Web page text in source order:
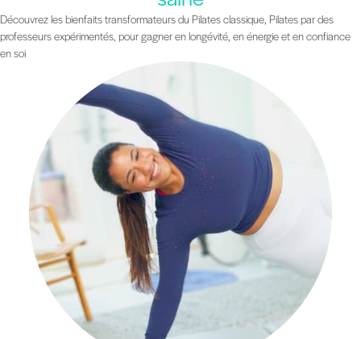
Découvrez les bienfaits transformateurs du Pilates classique, Pilates par des
professeurs expérimentés, pour gagner en longévité, en énergie et en confiance
en soi